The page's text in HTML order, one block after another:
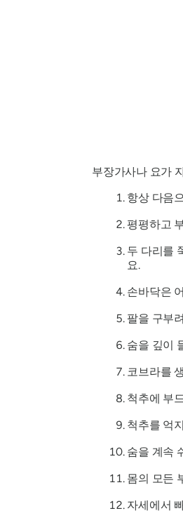
부장가사나요가
항상 다음
평평하고
두 다리를
요.
손바닥은
팔을 구부
숨을 깊이
코브라를
척추에 부
척추를 억
숨을 계속
몸의 모든
자세에서